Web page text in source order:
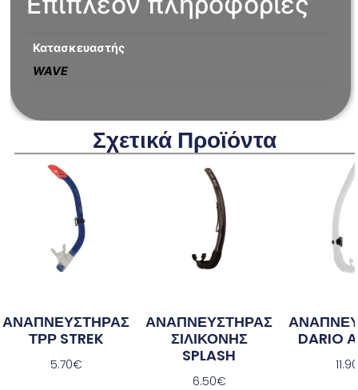
Κατασκευαστής
WAVE
Σχετικά Προϊόντα
ΑΝΑΠΝΕΥΣΤΗΡΑΣ
ΤΡΡ STREK
5.70€
ΑΝΑΠΝΕΥΣΤΗΡΑΣ
ΣΙΛΙΚΟΝΗΣ
SPLASH
6.50€
DARIO
11.90